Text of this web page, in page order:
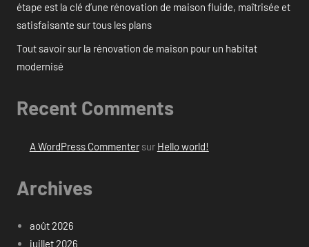
étape est la clé d’une rénovation de maison fluide, maîtrisée et
satisfaisante sur tous les plans
Tout savoir sur la rénovation de maison pour un habitat
modernisé
Recent Comments
A WordPress Commentersur Hello world!
Archives
août 2026
juillet 2026